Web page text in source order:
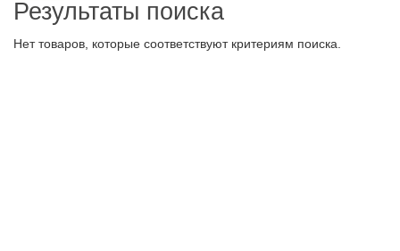
Результаты поиска
Нет товаров, которые соответствуют критериям поиска.